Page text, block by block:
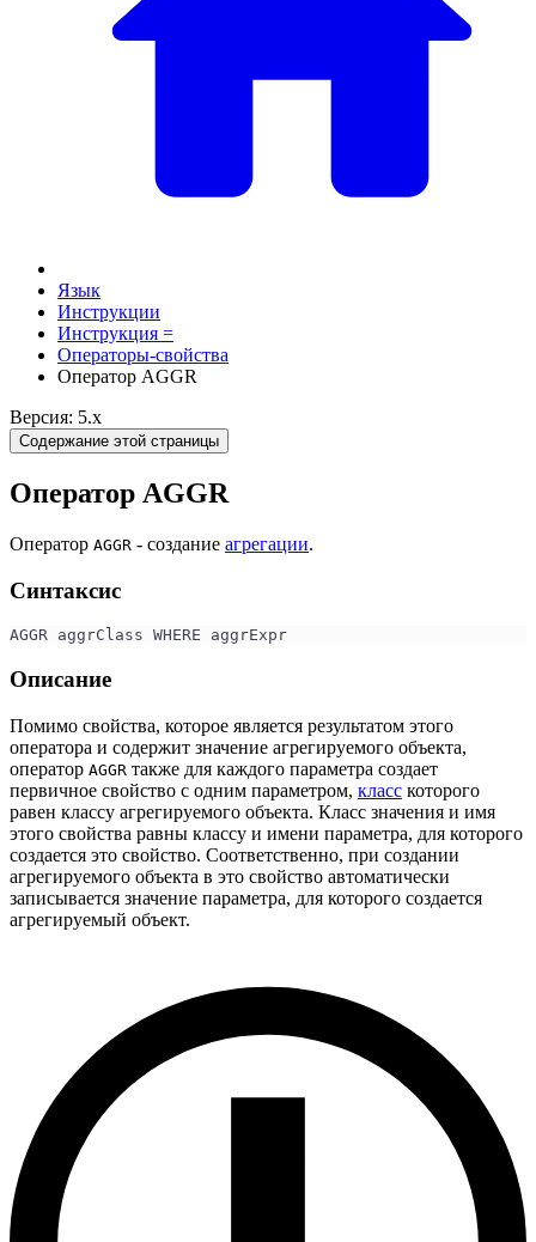
Язык
Инструкции
Инструкция =
Операторы-свойства
Оператор AGGR
Версия: 5.x
Содержание этой страницы
Оператор AGGR
Оператор AGGR - создание агрегации.
Синтаксис
AGGR aggrClass WHERE aggrExpr
Описание
Помимо свойства, которое является результатом этого
оператора и содержит значение агрегируемого объекта,
оператор AGGR также для каждого параметра создает
первичное свойство с одним параметром, класс которого
равен классу агрегируемого объекта. Класс значения и имя
этого свойства равны классу и имени параметра, для которого
создается это свойство. Соответственно, при создании
агрегируемого объекта в это свойство автоматически
записывается значение параметра, для которого создается
агрегируемый объект.